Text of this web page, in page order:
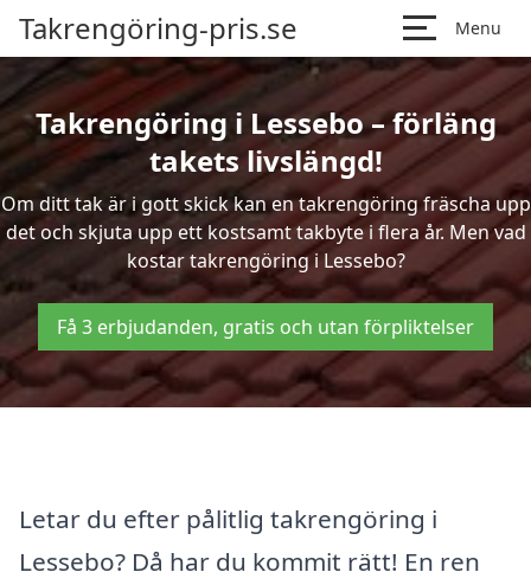
Takrengöring-pris.se Menu
Takrengöring i Lessebo – förläng
takets livslängd!
Om ditt tak är i gott skick kan en takrengöring fräscha upp
det och skjuta upp ett kostsamt takbyte i flera år. Men vad
kostar takrengöring i Lessebo?
Få 3 erbjudanden, gratis och utan förpliktelser
Letar du efter pålitlig takrengöring i
Lessebo? Då har du kommit rätt! En ren